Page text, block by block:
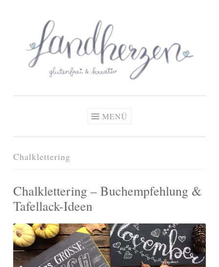
springen
Zöliakie, glutenfreie Ernährung
MENÜ
Chalklettering
Chalklettering – Buchempfehlung &
Tafellack-Ideen